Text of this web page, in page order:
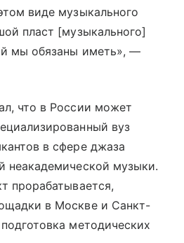
виде музыкального
пласт [музыкального]
мы обязаны иметь», —
что в России может
вуз
в сфере джаза
неакадемической музыки.
прорабатывается,
в Москве и Санкт-
методических